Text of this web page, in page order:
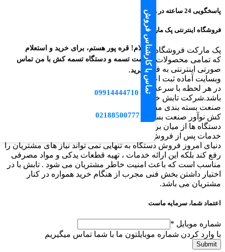
پاسخگویی 24 ساعته در واتساپ تماس با کارشناس فروشسلام! قره پور هستم، برای خرید و استعلام
قیمت تسمه و دستگاه تسمه کش با من تماس
بگیرید.
📱
09914444710
فروشگاه اینترنتی پک مارکت، سایت تخصصی دستگاه و ملزومات بسته بندی
پک مارکت فروشگاه اینترنتی شرکت تابش خورشید خاورمیانه است
که تمامی محصولات و ملزومات بسته بندی شرکت در آن به
صورتی اینترنتی به فروش می رسد و همچنین بخش خدمات این
وبسایت آماده ثبت اعلام خرابی دستگاه های بسته بندی می باشد تا
در هر لحظه با سرعت بیش تر از پیش پاسخگوی مشتریان خود
باشد.شرکت تابش خورشید خاورمیانه با بیش از یک دهه فعالیت در
صنعت بسته بندی مفتخر است با ارائه برترین دستگاه های تسمه
کش نوآور صنعت بسته بندی باشد. ایجاد مجموعه ای از بهترین
دستگاه ها از میان برند های مطرح دنیا و همچنین ارائه عالی ترین
خدمات پس از فروش از عمده فعالیت های شرکت تابش است.در
دنیای امروز فروش دستگاه به تنهایی نمی تواند نیاز های مشتریان را
رفع کند بلکه این ارائه خدمات ، تهیه قطعات یدکی و مواد مصرفی
مناسب است که باعث امنیت خاطر مشتریان می شود . تابش با در
اختیار داشتن بخش فنی مجرب از هنگام خرید همواره در کنار
مشتریان می باشد.
اعتماد شما، سرمایه ماست
شماره موبایل *
با وارد کردن شماره موبایلتون ما با شما تماس میگیریم
Submit